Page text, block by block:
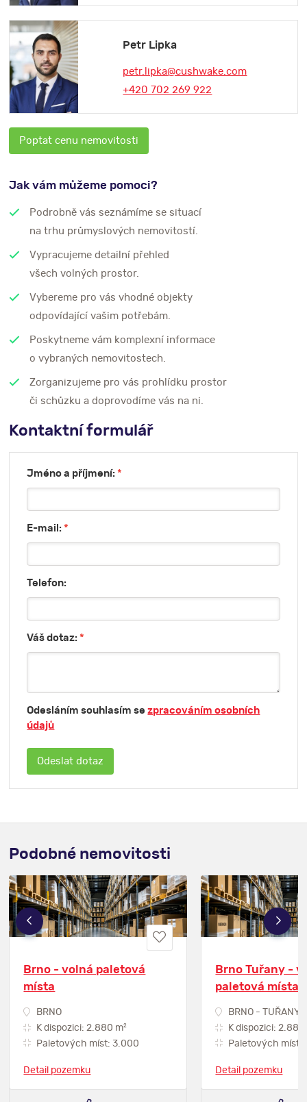
Petr Lipka
petr.lipka@cushwake.com
+420 702 269 922
Poptat cenu nemovitosti
Jak vám můžeme pomoci?
Podrobně vás seznámíme se situací
na trhu průmyslových nemovitostí.
Vypracujeme detailní přehled
všech volných prostor.
Vybereme pro vás vhodné objekty
odpovídající vašim potřebám.
Poskytneme vám komplexní informace
o vybraných nemovitostech.
Zorganizujeme pro vás prohlídku prostor
či schůzku a doprovodíme vás na ni.
Kontaktní formulář
Jméno a příjmení:*
E-mail:*
Telefon:
Váš dotaz:*
Odesláním souhlasím sezpracováním osobních
údajů
Podobné nemovitosti
Brno - volná paletová
místa
BRNO
K dispozici: 2.880 m2
Paletových míst: 3.000
Detail pozemku
Brno Tuřany -
paletová místa
BRNO - TUŘANY
K dispozici: 2.880
Paletových míst:
Detail pozemku